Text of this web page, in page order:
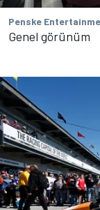
Penske
Genel görünüm